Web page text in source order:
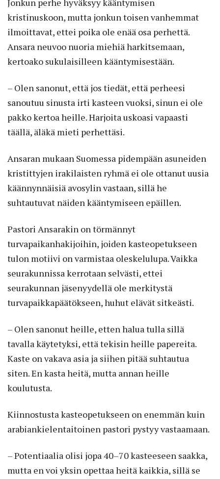
Jonkun perhe hyväksyy kääntymisen
kristinuskoon, mutta jonkun toisen vanhemmat
ilmoittavat, ettei poika ole enää osa perhettä.
Ansara neuvoo nuoria miehiä harkitsemaan,
kertoako sukulaisilleen kääntymisestään.
– Olen sanonut, että jos tiedät, että perheesi
sanoutuu sinusta irti kasteen vuoksi, sinun ei ole
pakko kertoa heille. Harjoita uskoasi vapaasti
täällä, äläkä mieti perhettäsi.
Ansaran mukaan Suomessa pidempään asuneiden
kristittyjen irakilaisten ryhmä ei ole ottanut uusia
käännynnäisiä avosylin vastaan, sillä he
suhtautuvat näiden kääntymiseen epäillen.
Pastori Ansarakin on törmännyt
turvapaikanhakijoihin, joiden kasteopetukseen
tulon motiivi on varmistaa oleskelulupa. Vaikka
seurakunnissa kerrotaan selvästi, ettei
seurakunnan jäsenyydellä ole merkitystä
turvapaikkapäätökseen, huhut elävät sitkeästi.
– Olen sanonut heille, etten halua tulla sillä
tavalla käytetyksi, että tekisin heille papereita.
Kaste on vakava asia ja siihen pitää suhtautua
siten. En kasta heitä, mutta annan heille
koulutusta.
Kiinnostusta kasteopetukseen on enemmän kuin
arabiankielentaitoinen pastori pystyy vastaamaan.
– Potentiaalia olisi jopa 40–70 kasteeseen saakka,
mutta en voi yksin opettaa heitä kaikkia, sillä se